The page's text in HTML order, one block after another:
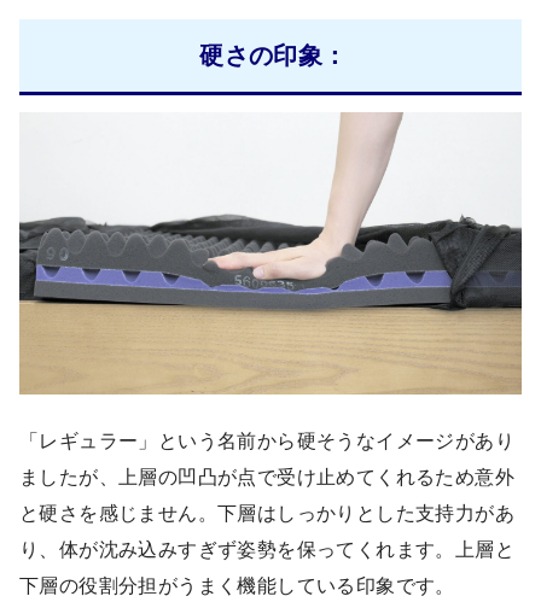
硬さの印象：
「レギュラー」という名前から硬そうなイメージがあり
ましたが、上層の凹凸が点で受け止めてくれるため意外
と硬さを感じません。下層はしっかりとした支持力があ
り、体が沈み込みすぎず姿勢を保ってくれます。上層と
下層の役割分担がうまく機能している印象です。